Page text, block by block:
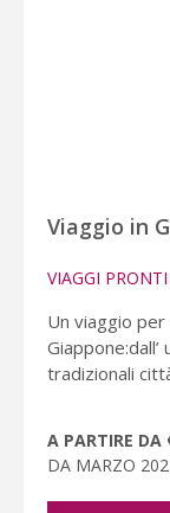
Viaggio in
VIAGGI
Un viaggio
tradizionali
A PARTIRE DA
DA MARZO